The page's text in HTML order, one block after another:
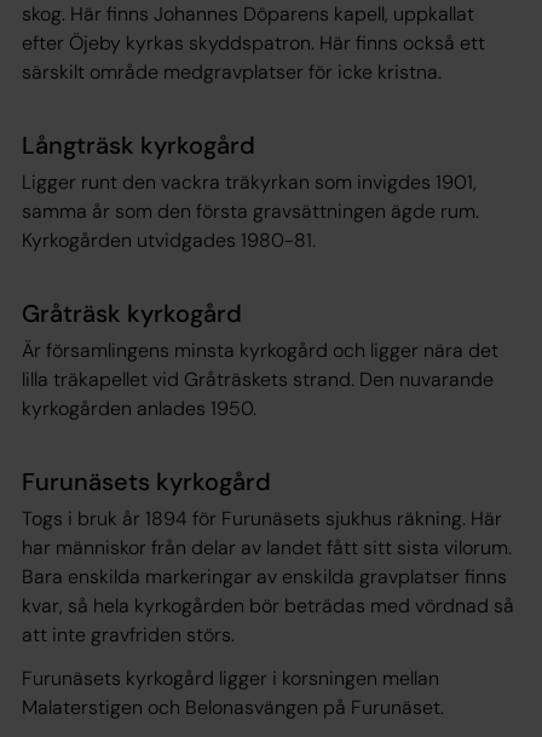
skog. Här finns Johannes Döparens kapell, uppkallat
efter Öjeby kyrkas skyddspatron. Här finns också ett
särskilt område medgravplatser för icke kristna.
Långträsk kyrkogård
Ligger runt den vackra träkyrkan som invigdes 1901,
samma år som den första gravsättningen ägde rum.
Kyrkogården utvidgades 1980-81.
Gråträsk kyrkogård
Är församlingens minsta kyrkogård och ligger nära det
lilla träkapellet vid Gråträskets strand. Den nuvarande
kyrkogården anlades 1950.
Furunäsets kyrkogård
Togs i bruk år 1894 för Furunäsets sjukhus räkning. Här
har människor från delar av landet fått sitt sista vilorum.
Bara enskilda markeringar av enskilda gravplatser finns
kvar, så hela kyrkogården bör beträdas med vördnad så
att inte gravfriden störs.
Furunäsets kyrkogård ligger i korsningen mellan
Malaterstigen och Belonasvängen på Furunäset.